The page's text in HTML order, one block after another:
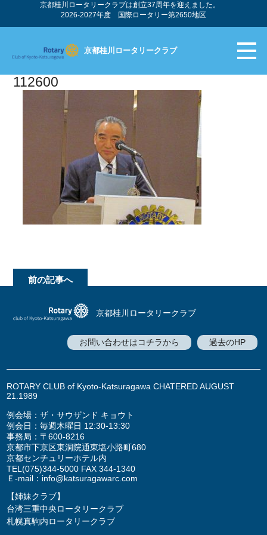
京都桂川ロータリークラブは創立37周年を迎えました。
2026-2027年度 国際ロータリー第2650地区
京都桂川ロータリークラブ
112600
前の記事へ
京都桂川ロータリークラブ
過去のHP
お問い合わせはコチラから
ROTARY CLUB of Kyoto-Katsuragawa CHATERED AUGUST
21.1989
例会場：ザ・サウザンド キョウト
例会日：毎週木曜日 12:30-13:30
事務局：〒600-8216
京都市下京区東洞院通東塩小路町680
京都センチュリーホテル内
TEL(075)344-5000 FAX 344-1340
Ｅ-mail： info@katsuragawarc.com
【姉妹クラブ】
台湾三重中央ロータリークラブ
札幌真駒内ロータリークラブ